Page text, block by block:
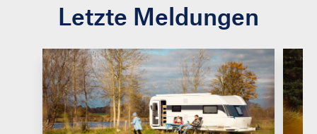
Letzte Meldungen